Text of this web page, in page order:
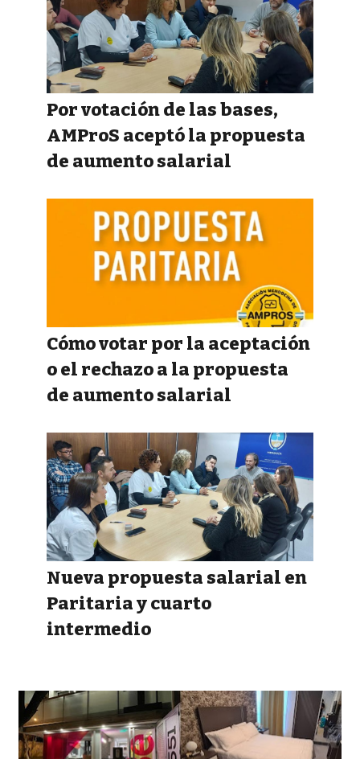
Por votación de las bases,
AMProS aceptó la propuesta
de aumento salarial
Cómo votar por la aceptación
o el rechazo a la propuesta
de aumento salarial
Nueva propuesta salarial en
Paritaria y cuarto
intermedio